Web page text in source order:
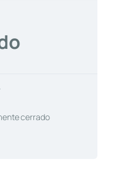
cerrado